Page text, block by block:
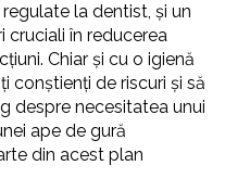
la dentist, și un
în reducerea
Chiar și cu o igienă
conștienți de riscuri și să
despre necesitatea unui
ape de gură
din acest plan